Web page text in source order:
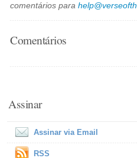
comentários para
Comentários
Assinar
Assinar via Email
RSS